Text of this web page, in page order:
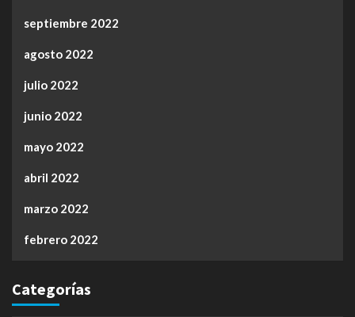
septiembre 2022
agosto 2022
julio 2022
junio 2022
mayo 2022
abril 2022
marzo 2022
febrero 2022
Categorías